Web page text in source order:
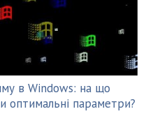
в Windows: на що
оптимальні параметри?